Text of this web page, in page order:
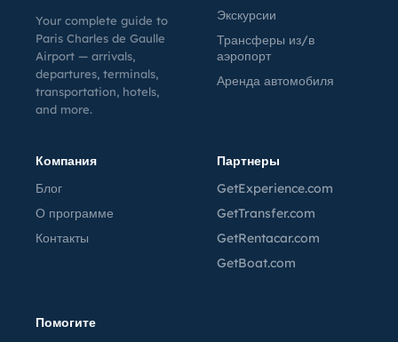
Your complete guide to
Paris Charles de Gaulle
Airport — arrivals,
departures, terminals,
transportation, hotels,
and more.
Экскурсии
Трансферы из/в
аэропорт
Аренда автомобиля
Компания
Блог
О программе
Контакты
Партнеры
GetExperience.com
GetTransfer.com
GetRentacar.com
GetBoat.com
Помогите